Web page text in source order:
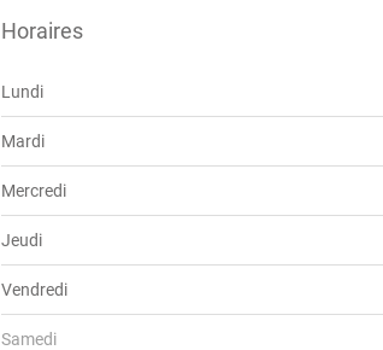
Horaires
Lundi
Mardi
Mercredi
Jeudi
Vendredi
Samedi